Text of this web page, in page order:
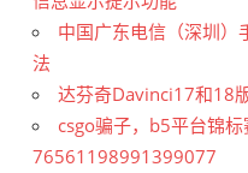
中国广东电信（深圳
法
达芬奇Davinci17和18
csgo骗子，b5平台锦
76561198991399077